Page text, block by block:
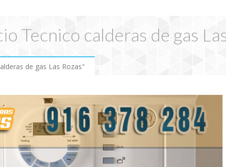
Tecnico calderas de gas
de gas Las Rozas"